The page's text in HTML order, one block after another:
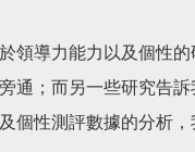
領導力能力以及個性
通；而另一些研究告
個性測評數據的分析，